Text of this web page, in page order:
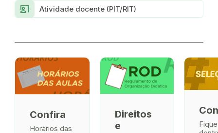
co_present Atividade docente (PIT/RIT)
Confira
Horários das
Direitos
e